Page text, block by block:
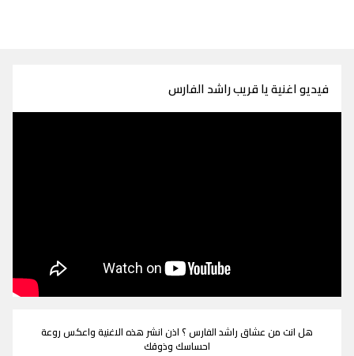
فيديو اغنية يا قريب راشد الفارس
هل انت من عشاق راشد الفارس ؟ اذن انشر هذه الاغنية واعكس روعة
احساسك وذوقك